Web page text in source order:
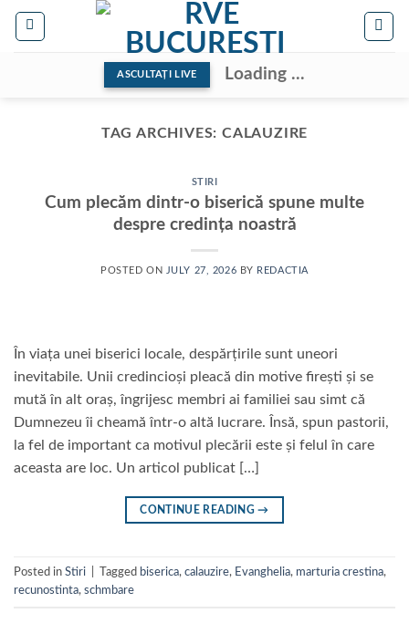
Skip
ASCULTAȚI LIVE Loading ...
TAG ARCHIVES: CALAUZIRE
STIRI
Cum plecăm dintr-o biserică spune multe
despre credința noastră
POSTED ON JULY 27, 2026 BY REDACTIA
În viața unei biserici locale, despărțirile sunt uneori
inevitabile. Unii credincioși pleacă din motive firești și se
mută în alt oraș, îngrijesc membri ai familiei sau simt că
Dumnezeu îi cheamă într-o altă lucrare. Însă, spun pastorii,
la fel de important ca motivul plecării este și felul în care
aceasta are loc. Un articol publicat […]
CONTINUE READING→
Posted in Stiri Tagged biserica, calauzire, Evanghelia, marturia crestina,
recunostinta, schmbare